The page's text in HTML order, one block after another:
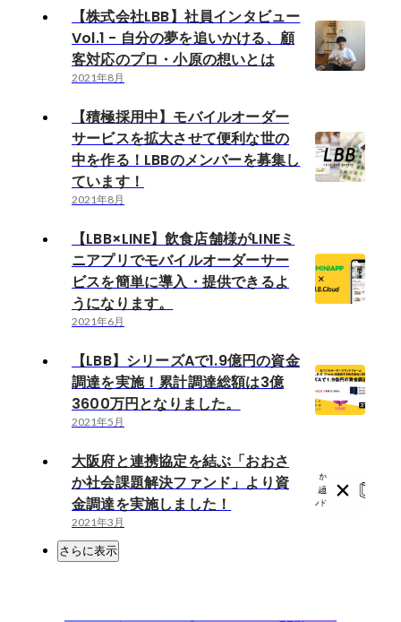
【株式会社LBB】社員インタビュー
Vol.1 - 自分の夢を追いかける、顧
客対応のプロ・小原の想いとは
2021年8月
【積極採用中】モバイルオーダー
サービスを拡大させて便利な世の
中を作る！LBBのメンバーを募集し
ています！
2021年8月
【LBB×LINE】飲食店舗様がLINEミ
ニアプリでモバイルオーダーサー
ビスを簡単に導入・提供できるよ
うになります。
2021年6月
【LBB】シリーズAで1.9億円の資金
調達を実施！累計調達総額は3億
3600万円となりました。
2021年5月
大阪府と連携協定を結ぶ「おおさ
か社会課題解決ファンド」より資
金調達を実施しました！
2021年3月
さらに表示